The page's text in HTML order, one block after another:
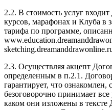
2.2. В стоимость услуг
курсов, марафонах и Клуба в
тарифа по программе,
2.3. Осуществляя акцепт
определенным в п.2.1.
гарантирует, что ознакомлен,
безоговорочно принимает
каком они изложены в тексте